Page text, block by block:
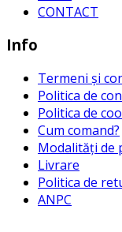
CONTACT
Info
Termeni și
Politica de
Politica de
Cum comand?
Modalități de
Livrare
Politica de
ANPC